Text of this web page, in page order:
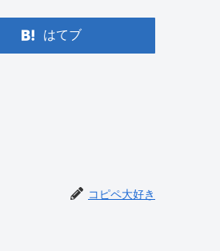
はてブ
コピペ大好き